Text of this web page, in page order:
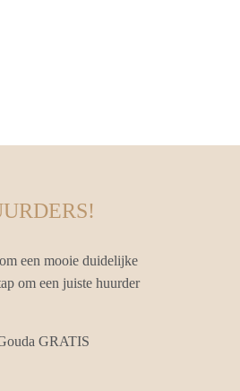
een mooie duidelijke
om een juiste huurder
GRATIS